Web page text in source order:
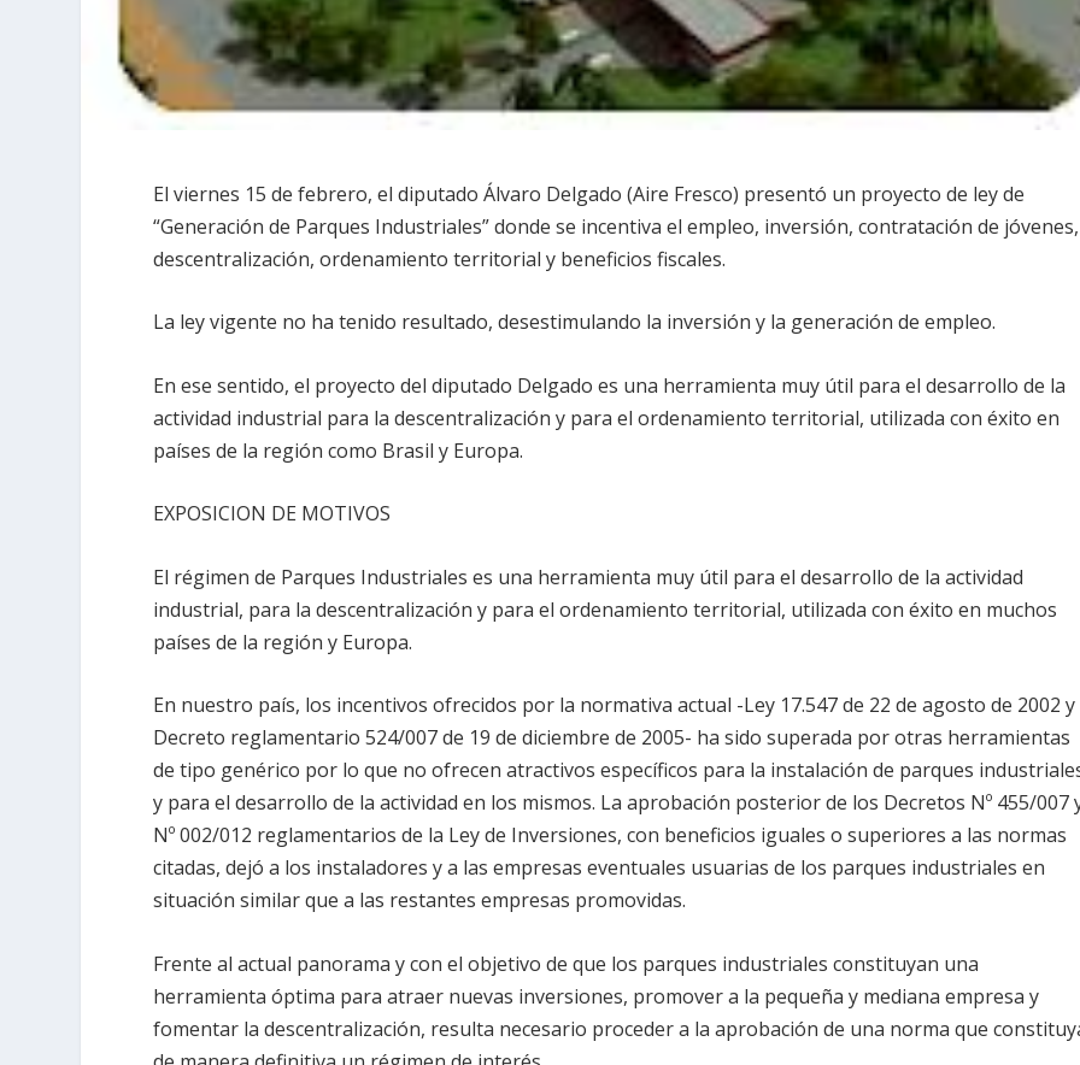
El viernes 15 de febrero, el diputado Álvaro Delgado (Aire Fresco) presentó un proyecto de ley de
“Generación de Parques Industriales” donde se incentiva el empleo, inversión, contratación de jóvenes,
descentralización, ordenamiento territorial y beneficios fiscales.
La ley vigente no ha tenido resultado, desestimulando la inversión y la generación de empleo.
En ese sentido, el proyecto del diputado Delgado es una herramienta muy útil para el desarrollo de la
actividad industrial para la descentralización y para el ordenamiento territorial, utilizada con éxito en
países de la región como Brasil y Europa.
EXPOSICION DE MOTIVOS
El régimen de Parques Industriales es una herramienta muy útil para el desarrollo de la actividad
industrial, para la descentralización y para el ordenamiento territorial, utilizada con éxito en muchos
países de la región y Europa.
En nuestro país, los incentivos ofrecidos por la normativa actual -Ley 17.547 de 22 de agosto de 2002 y
Decreto reglamentario 524/007 de 19 de diciembre de 2005- ha sido superada por otras herramientas
de tipo genérico por lo que no ofrecen atractivos específicos para la instalación de parques
y para el desarrollo de la actividad en los mismos. La aprobación posterior de los Decretos Nº 455/007
Nº 002/012 reglamentarios de la Ley de Inversiones, con beneficios iguales o superiores a las normas
citadas, dejó a los instaladores y a las empresas eventuales usuarias de los parques industriales en
situación similar que a las restantes empresas promovidas.
Frente al actual panorama y con el objetivo de que los parques industriales constituyan una
herramienta óptima para atraer nuevas inversiones, promover a la pequeña y mediana empresa y
fomentar la descentralización, resulta necesario proceder a la aprobación de una norma que